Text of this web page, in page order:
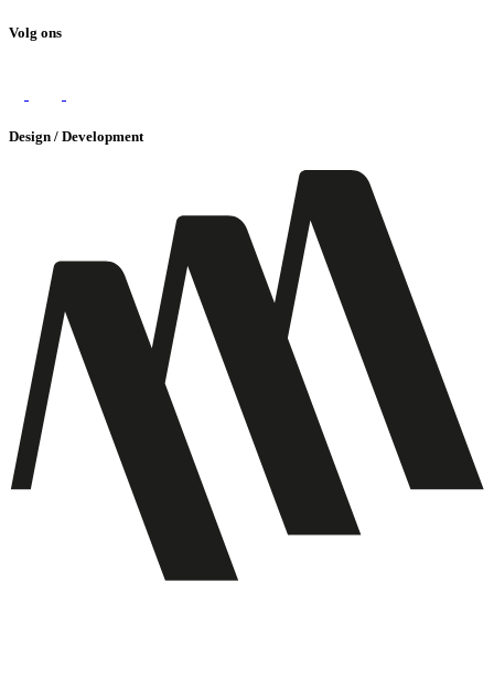
Volg ons
Design / Development